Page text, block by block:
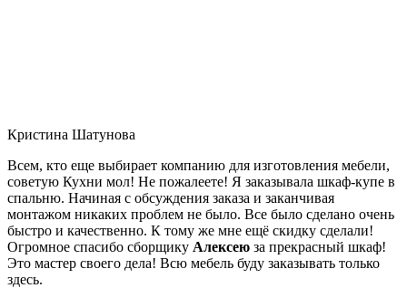
Кристина Шатунова
Всем, кто еще выбирает компанию для изготовления мебели,
советую Кухни мол! Не пожалеете! Я заказывала шкаф-купе в
спальню. Начиная с обсуждения заказа и заканчивая
монтажом никаких проблем не было. Все было сделано очень
быстро и качественно. К тому же мне ещё скидку сделали!
Огромное спасибо сборщику Алексею за прекрасный шкаф!
Это мастер своего дела! Всю мебель буду заказывать только
здесь.